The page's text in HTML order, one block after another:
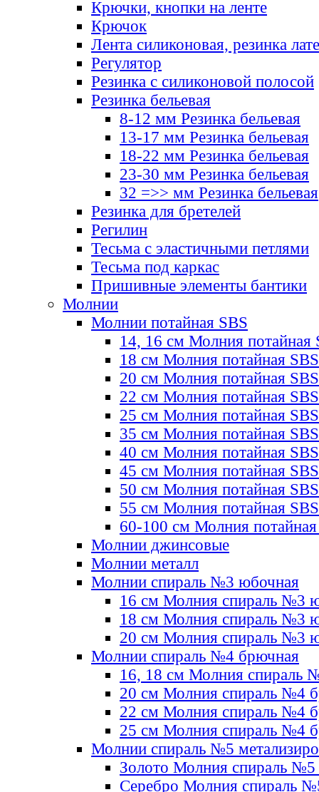
Крючки, кнопки на ленте
Крючок
Лента силиконовая, резинка
Регулятор
Резинка с силиконовой полосой
Резинка бельевая
8-12 мм Резинка бельевая
13-17 мм Резинка бельевая
18-22 мм Резинка бельевая
23-30 мм Резинка бельевая
32 =>> мм Резинка бельевая
Резинка для бретелей
Регилин
Тесьма с эластичными петлями
Тесьма под каркас
Пришивные элементы бантики
Молнии
Молнии потайная SBS
14, 16 см Молния потайная
18 см Молния потайная SBS
20 см Молния потайная SBS
22 см Молния потайная SBS
25 см Молния потайная SBS
35 см Молния потайная SBS
40 см Молния потайная SBS
45 см Молния потайная SBS
50 см Молния потайная SBS
55 см Молния потайная SBS
60-100 см Молния
Молнии джинсовые
Молнии металл
Молнии спираль №3 юбочная
16 см Молния спираль №3
18 см Молния спираль №3
20 см Молния спираль №3
Молнии спираль №4 брючная
16, 18 см Молния спираль
20 см Молния спираль №4
22 см Молния спираль №4
25 см Молния спираль №4
Молнии спираль №5
Золото Молния спираль №5
Серебро Молния спираль